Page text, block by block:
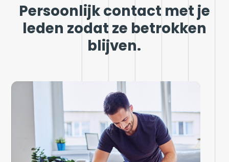
Persoonlijk contact met je
leden zodat ze betrokken
blijven.